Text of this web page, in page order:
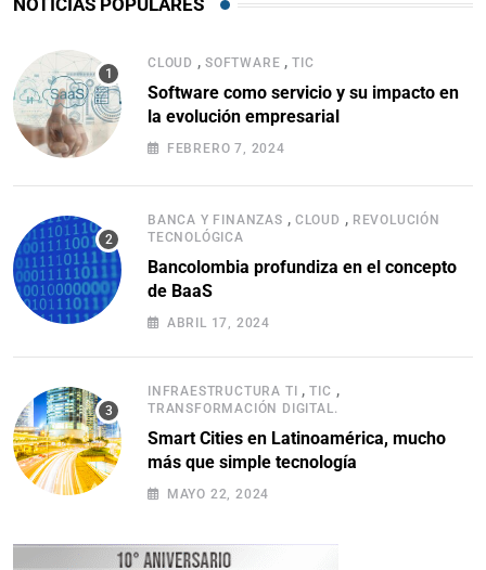
NOTICIAS POPULARES
CLOUD , SOFTWARE ,TIC
Software como servicio y su impacto en
la evolución empresarial
FEBRERO 7, 2024
BANCA Y FINANZAS , CLOUD , REVOLUCIÓN
TECNOLÓGICA
Bancolombia profundiza en el concepto
de BaaS
ABRIL 17, 2024
INFRAESTRUCTURA TI ,TIC ,
TRANSFORMACIÓN DIGITAL.
Smart Cities en Latinoamérica, mucho
más que simple tecnología
MAYO 22, 2024